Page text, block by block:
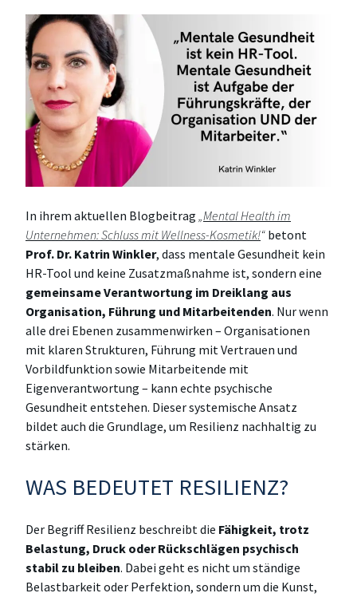
In ihrem aktuellen Blogbeitrag „Mental Health im
Unternehmen: Schluss mit Wellness-Kosmetik!“ betont
Prof. Dr. Katrin Winkler, dass mentale Gesundheit kein
HR-Tool und keine Zusatzmaßnahme ist, sondern eine
gemeinsame Verantwortung im Dreiklang aus
Organisation, Führung und Mitarbeitenden. Nur wenn
alle drei Ebenen zusammenwirken – Organisationen
mit klaren Strukturen, Führung mit Vertrauen und
Vorbildfunktion sowie Mitarbeitende mit
Eigenverantwortung – kann echte psychische
Gesundheit entstehen. Dieser systemische Ansatz
bildet auch die Grundlage, um Resilienz nachhaltig zu
stärken.
WAS BEDEUTET RESILIENZ?
Der Begriff Resilienz beschreibt die Fähigkeit, trotz
Belastung, Druck oder Rückschlägen psychisch
stabil zu bleiben. Dabei geht es nicht um ständige
Belastbarkeit oder Perfektion, sondern um die Kunst,